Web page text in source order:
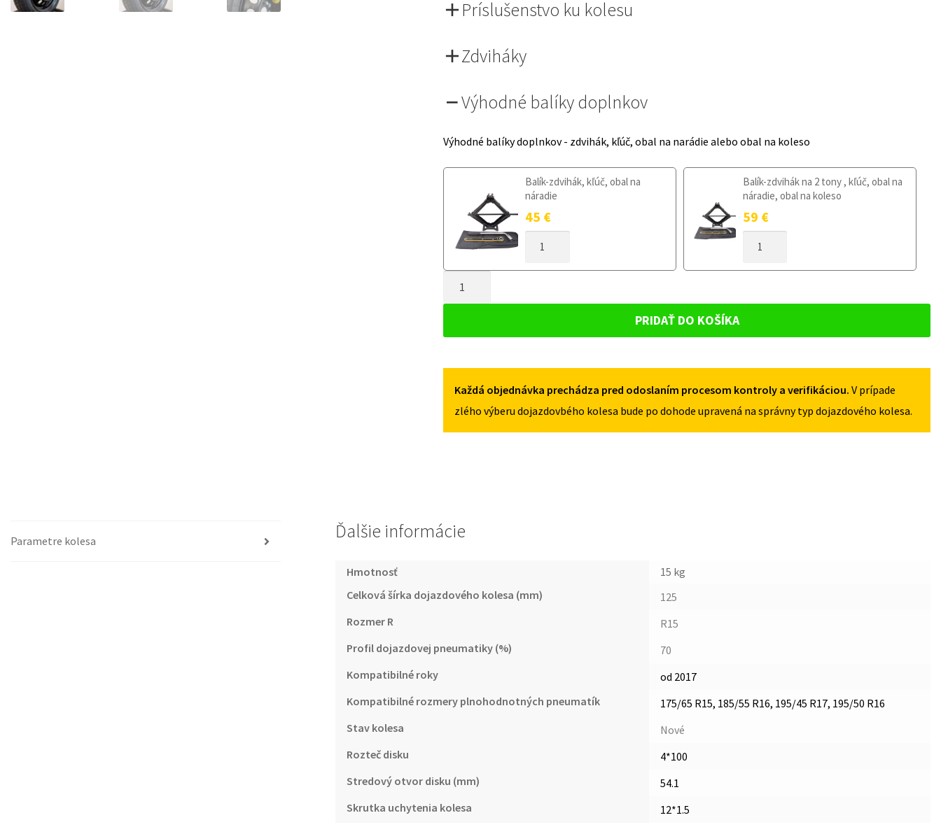
Príslušenstvo ku kolesu
Zdviháky
Výhodné balíky doplnkov
Výhodné balíky doplnkov - zdvihák, kľúč, obal na narádie alebo obal na koleso
Balík-zdvihák, kľúč, obal na
náradie
45 €
DOJAZDOVÉ
IV
2017
Balík-zdvihák na 2 tony , kľúč, obal na
náradie, obal na koleso
59 €
DOJAZDOVÉ
IV
2017
IV
OD
125/70R15
4X100
PRIDAŤ DO KOŠÍKA
Každá objednávka prechádza pred odoslaním procesom kontroly a verifikáciou. V prípade
zlého výberu dojazdovbého kolesa bude po dohode upravená na správny typ dojazdového kolesa.
Parametre kolesa Ďalšie informácie
Hmotnosť
15 kg
Celková šírka dojazdového kolesa (mm)
125
Rozmer R
R15
Profil dojazdovej pneumatiky (%)
70
Kompatibilné roky
od 2017
Kompatibilné rozmery plnohodnotných pneumatík
175/65 R15, 185/55 R16, 195/45 R17, 195/50 R16
Stav kolesa
Nové
Rozteč disku
4*100
Stredový otvor disku (mm)
54.1
Skrutka uchytenia kolesa
12*1.5